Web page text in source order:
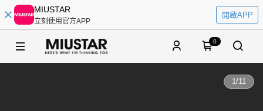
MIUSTAR
立刻使用官方APP
開啟APP
0
1/11